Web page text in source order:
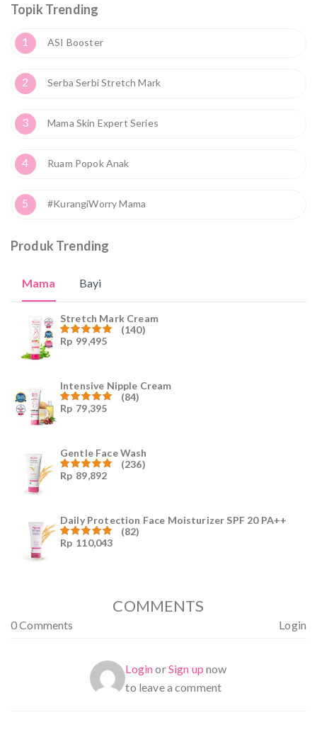
Topik Trending
1 ASI Booster
2 Serba Serbi Stretch Mark
3 Mama Skin Expert Series
4 Ruam Popok Anak
5 #KurangiWorry Mama
Produk Trending
Mama Bayi
Stretch Mark Cream
Dinilai
(140)
Rp 99,495
Intensive Nipple Cream
Dinilai
(84)
Rp 79,395
Gentle Face Wash
Dinilai
(236)
Rp 89,892
Daily Protection Face Moisturizer SPF 20 PA++
Dinilai
(82)
Rp 110,043
COMMENTS
0 Comments Login
LoginorSign up now
to leave a comment